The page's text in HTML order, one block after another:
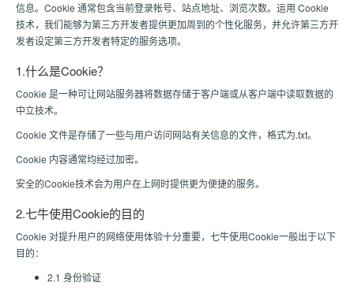
信息。Cookie 通常包含当前登录帐号、站点地址、浏览次数。运用 Cookie
技术，我们能够为第三方开发者提供更加周到的个性化服务，并允许第三方开
发者设定第三方开发者特定的服务选项。
1.什么是Cookie？
Cookie 是一种可让网站服务器将数据存储于客户端或从客户端中读取数据的
中立技术。
Cookie 文件是存储了一些与用户访问网站有关信息的文件，格式为.txt。
Cookie 内容通常均经过加密。
安全的Cookie技术会为用户在上网时提供更为便捷的服务。
2.七牛使用Cookie的目的
Cookie 对提升用户的网络使用体验十分重要，七牛使用Cookie一般出于以下
目的：
2.1 身份验证